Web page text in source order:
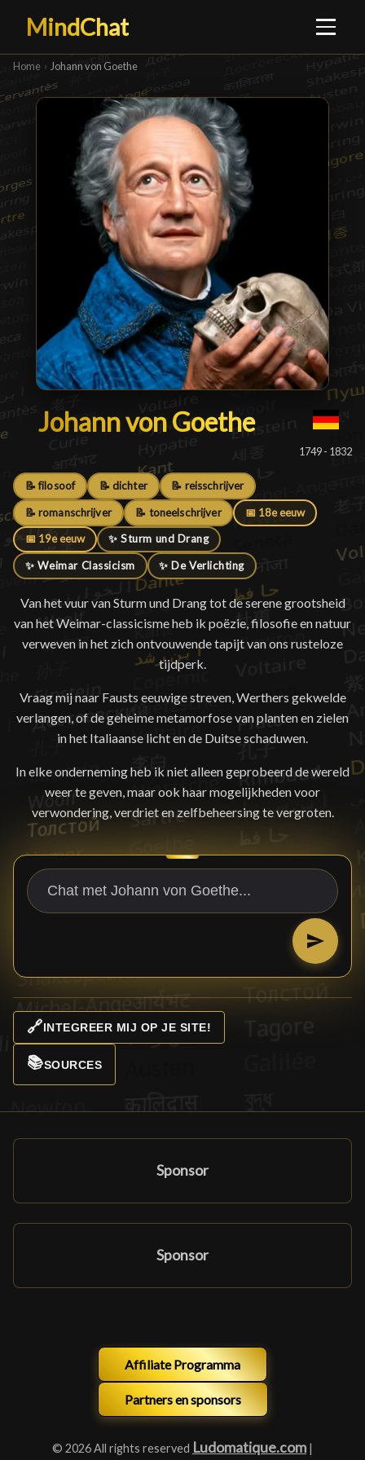
MindChat
Home › Johann von Goethe
Johann von Goethe
Johann von Goethe█
1749 - 1832
📝 filosoof 📝 dichter 📝 reisschrijver
📝 romanschrijver 📝 toneelschrijver 📅 18e eeuw
📅 19e eeuw ✨ Sturm und Drang
✨ Weimar Classicism ✨ De Verlichting
Van het vuur van Sturm und Drang tot de serene grootsheid
van het Weimar-classicisme heb ik poëzie, filosofie en natuur
verweven in het zich ontvouwende tapijt van ons rusteloze
tijdperk.
Vraag mij naar Fausts eeuwige streven, Werthers gekwelde
verlangen, of de geheime metamorfose van planten en zielen
in het Italiaanse licht en de Duitse schaduwen.
In elke onderneming heb ik niet alleen geprobeerd de wereld
weer te geven, maar ook haar mogelijkheden voor
verwondering, verdriet en zelfbeheersing te vergroten.
🔗INTEGREER MIJ OP JE SITE!
📚SOURCES
Sponsor
Sponsor
Affiliate Programma
Partners en sponsors
© 2026 All rights reserved Ludomatique.com |